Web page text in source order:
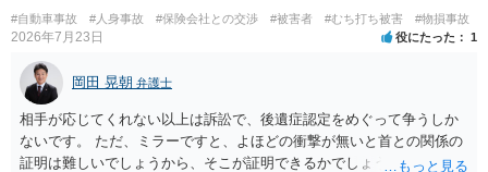
#自動車事故 #人身事故 #保険会社との交渉 #被害者 #むち打ち被害 #物損事故
2026年7月23日 役にたった 1
岡田 晃朝 弁護士
相手が応じてくれない以上は訴訟で、後遺症認定をめぐって争うしか
ないです。 ただ、ミラーですと、よほどの衝撃が無いと首との関係の
証明は難しいでしょうから、そこが証明できるかでしょうね。